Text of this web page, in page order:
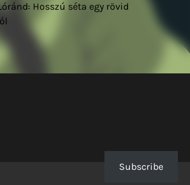
Hosszú séta egy rövid
Subscribe